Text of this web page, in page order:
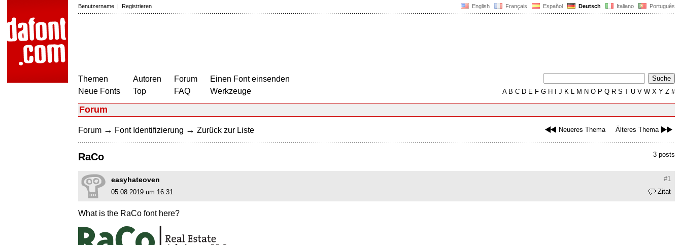
English Français Español Deutsch Italiano Português
Benutzername | Registrieren
Themen
Neue Fonts
Autoren
Top
Forum
FAQ
Einen Font einsenden
Werkzeuge
AB C D E F G H J K L M N O P Q R S T U V W X Y Z #
Forum
Neueres Thema Älteres Thema
Forum → Font Identifizierung → Zurück zur Liste
3 posts
RaCo
#1
easyhateoven
Zitat
05.08.2019 um 16:31
What is the RaCo font here?